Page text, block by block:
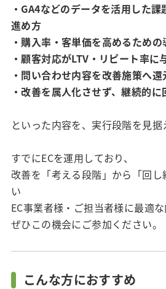
・GA4などのデータを活用した
進め方
・購入率・客単価を高めるため
・顧客対応がLTV・リピート率に
・問い合わせ内容を改善施策へ
・改善を属人化させず、継続的
といった内容を、実行段階を見据
すでにECを運用しており、
改善を「考える段階」から「回
い
EC事業者様・ご担当者様に最適な
ぜひこの機会にご参加ください。
こんな方におすすめ